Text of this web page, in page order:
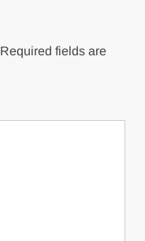
Required fields are